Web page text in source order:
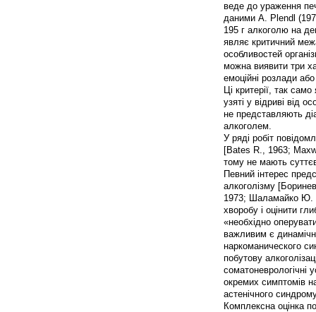
веде до ураження
даними A. Plendl
195 г алкоголю на
являє критичний
особливостей
можна виявити три
емоційні розлади
Ці критерії, так
узяті у відриві від
не представляють
алкоголем.
У ряді робіт
[Bates R., 1963;
тому не мають
Певний інтерес
алкоголізму
1973; Шаламайко Ю.
хворобу і оцінити
«необхідно
важливим є
наркоманического
побутову
соматоневрологічні
окремих симптомів
астенічного
Комплексна оцінка